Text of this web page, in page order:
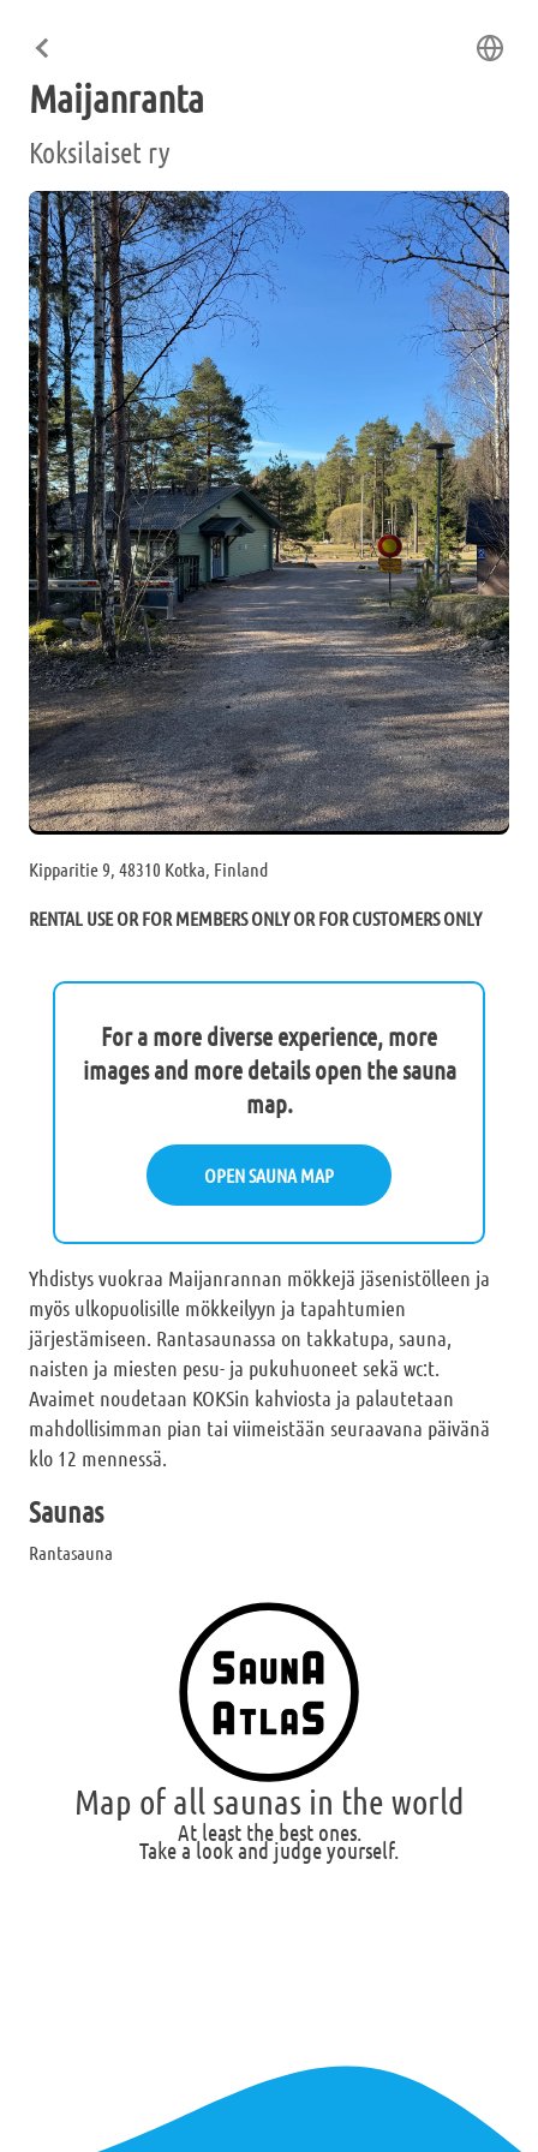
Maijanranta
Koksilaiset ry
Kipparitie 9, 48310 Kotka, Finland
RENTAL USE OR FOR MEMBERS ONLY OR FOR CUSTOMERS ONLY
For a more diverse experience, more
images and more details open the sauna
map.
OPEN SAUNA MAP
Yhdistys vuokraa Maijanrannan mökkejä jäsenistölleen ja
myös ulkopuolisille mökkeilyyn ja tapahtumien
järjestämiseen. Rantasaunassa on takkatupa, sauna,
naisten ja miesten pesu- ja pukuhuoneet sekä wc:t.
Avaimet noudetaan KOKSin kahviosta ja palautetaan
mahdollisimman pian tai viimeistään seuraavana päivänä
klo 12 mennessä.
Saunas
Rantasauna
Map of all saunas in the world
At least the best ones.
Take a look and judge yourself.